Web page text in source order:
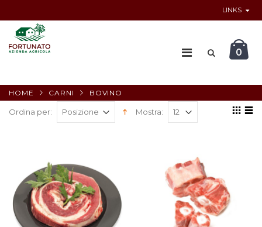
LINKS
0
HOME CARNI BOVINO
Ordina per: Mostra: